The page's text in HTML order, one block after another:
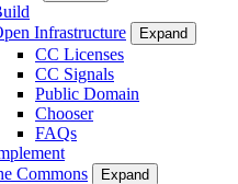
Infrastructure
Expand
CC Licenses
CC Signals
Public Domain
Chooser
FAQs
Commons
Expand